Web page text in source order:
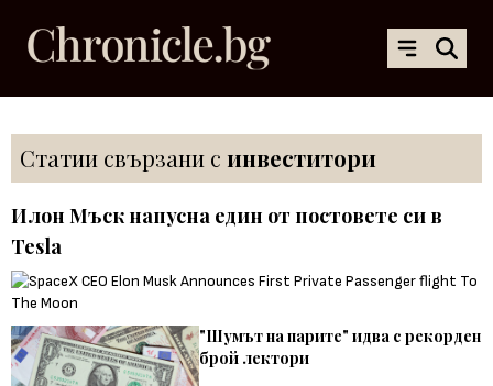
Статии свързани с инвеститори
Илон Мъск напусна един от постовете си в
Tesla
"Шумът на парите" идва с рекорден
брой лектори